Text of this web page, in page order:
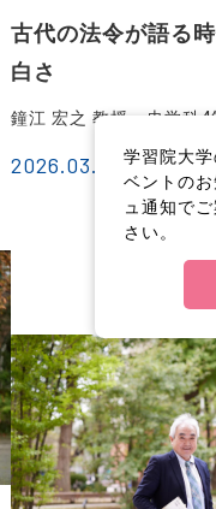
古代の法令が語る
白さ
鐘江 宏之 教授、史学科4
2026.03.19
学習院大
ベントの
ュ通知で
さい。